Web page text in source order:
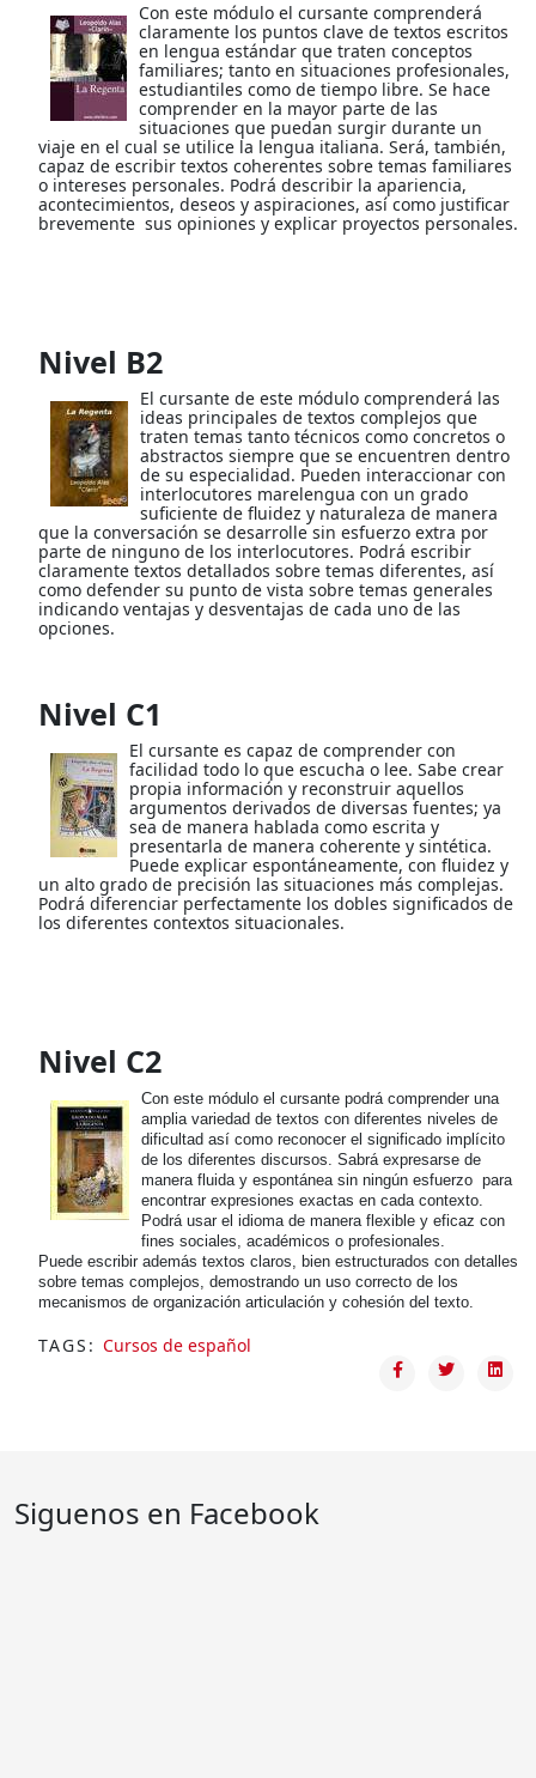
Con este módulo el cursante comprenderá
claramente los puntos clave de textos escritos
en lengua estándar que traten conceptos
familiares; tanto en situaciones profesionales,
estudiantiles como de tiempo libre. Se hace
comprender en la mayor parte de las
situaciones que puedan surgir durante un
viaje en el cual se utilice la lengua italiana. Será, también,
capaz de escribir textos coherentes sobre temas familiares
o intereses personales. Podrá describir la apariencia,
acontecimientos, deseos y aspiraciones, así como justificar
brevemente sus opiniones y explicar proyectos personales.
Nivel B2
El cursante de este módulo comprenderá las
ideas principales de textos complejos que
traten temas tanto técnicos como concretos o
abstractos siempre que se encuentren dentro
de su especialidad. Pueden interaccionar con
interlocutores marelengua con un grado
suficiente de fluidez y naturaleza de manera
que la conversación se desarrolle sin esfuerzo extra por
parte de ninguno de los interlocutores. Podrá escribir
claramente textos detallados sobre temas diferentes, así
como defender su punto de vista sobre temas generales
indicando ventajas y desventajas de cada uno de las
opciones.
Nivel C1
El cursante es capaz de comprender con
facilidad todo lo que escucha o lee. Sabe crear
propia información y reconstruir aquellos
argumentos derivados de diversas fuentes; ya
sea de manera hablada como escrita y
presentarla de manera coherente y sintética.
Puede explicar espontáneamente, con fluidez y
un alto grado de precisión las situaciones más complejas.
Podrá diferenciar perfectamente los dobles significados de
los diferentes contextos situacionales.
Nivel C2
Con este módulo el cursante podrá comprender una
amplia variedad de textos con diferentes niveles de
dificultad así como reconocer el significado implícito
de los diferentes discursos. Sabrá expresarse de
manera fluida y espontánea sin ningún esfuerzo para
encontrar expresiones exactas en cada contexto.
Podrá usar el idioma de manera flexible y eficaz con
fines sociales, académicos o profesionales.
Puede escribir además textos claros, bien estructurados con detalles
sobre temas complejos, demostrando un uso correcto de los
mecanismos de organización articulación y cohesión del texto.
TAGS: Cursos de español
Siguenos en Facebook